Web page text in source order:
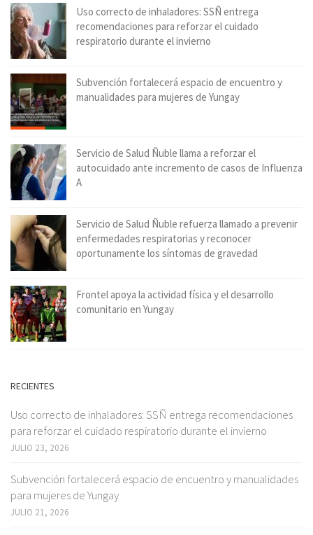
Uso correcto de inhaladores: SSÑ entrega
recomendaciones para reforzar el cuidado
respiratorio durante el invierno
Subvención fortalecerá espacio de encuentro y
manualidades para mujeres de Yungay
Servicio de Salud Ñuble llama a reforzar el
autocuidado ante incremento de casos de Influenza
A
Servicio de Salud Ñuble refuerza llamado a prevenir
enfermedades respiratorias y reconocer
oportunamente los síntomas de gravedad
Frontel apoya la actividad física y el desarrollo
comunitario en Yungay
RECIENTES
Uso correcto de inhaladores: SSÑ entrega recomendaciones
para reforzar el cuidado respiratorio durante el invierno
JULIO 23, 2026
Subvención fortalecerá espacio de encuentro y manualidades
para mujeres de Yungay
JULIO 21, 2026